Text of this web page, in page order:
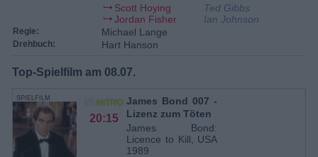
Scott Hoying
Ted Gibbs
Jordan Fisher
Ian Johnson
Regie: Michael Lange
Drehbuch: Hart Hanson
Top-Spielfilm am 08.07.
SPIELFILM
20:15
James Bond 007 -
Lizenz zum Töten
James Bond:
Licence to Kill, USA
1989